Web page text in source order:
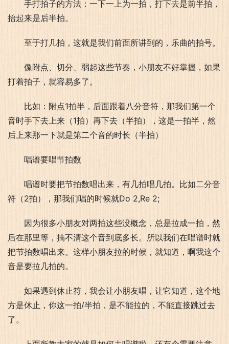
手打拍子的方法：一下一上为一拍，打下去是前半拍，
抬起来是后半拍。
至于打几拍，这就是我们前面所讲到的，乐曲的拍号。
像附点、切分、弱起这些节奏，小朋友不好掌握，如果
打着拍子，就容易多了。
比如：附点1拍半，后面跟着八分音符，那我们第一个
音时手下去上来（1拍）再下去（半拍），这是一拍半，然
后上来那一下就是第二个音的时长（半拍）
唱谱要唱节拍数
唱谱时要把节拍数唱出来，有几拍唱几拍。比如二分音
符（2拍），那我们唱的时候就Do 2,Re 2;
因为很多小朋友对两拍这些没概念，总是拉成一拍，然
后在那里等，搞不清这个音到底多长。所以我们在唱谱时就
把节拍数唱出来。这样小朋友拉的时候，就知道，啊我这个
音是要拉几拍的。
如果遇到休止符，我会让小朋友唱，让它知道，这个地
方是休止，你这一拍/半拍，是不能拉的，不能直接跳过去
了。